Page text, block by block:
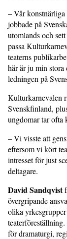
– Vår konstnärliga
jobbade på
utomlands och
passa
teaterns
här är ju min
ledningen på
Kulturkarnevalen
Svenskfinland,
ungdomar tar ofta
– Vi visste att
eftersom vi kört
intresset för just
deltagare.
David Sandqvist
övergripande
olika
för dramaturgi,